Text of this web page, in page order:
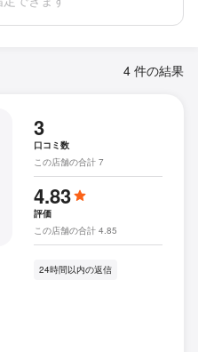
4 件の結果
3
口コミ数
この店舗の合計 7
4.83
評価
この店舗の合計 4.85
24時間以内の返信